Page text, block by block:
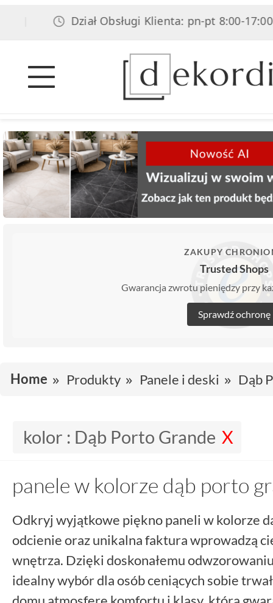
Dział Obsługi Klienta: pn-pt 8:00-17:00,
ZAKUPY
Trusted Shops
Gwarancja zwrotu pieniędzy przy
Sprawdź ochronę
Home Produkty Panele i deski Dąb
kolor : Dąb Porto Grande
panele w kolorze dąb porto
Odkryj wyjątkowe piękno paneli w kolorze
odcienie oraz unikalna faktura wprowadzą
wnętrza. Dzięki doskonałemu
idealny wybór dla osób ceniących sobie